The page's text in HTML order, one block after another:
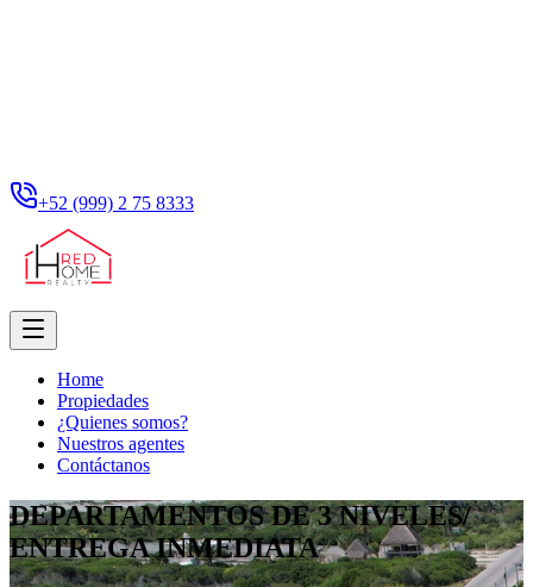
+52 (999) 2 75 8333
Home
Propiedades
¿Quienes somos?
Nuestros agentes
Contáctanos
DEPARTAMENTOS DE 3 NIVELES/
ENTREGA INMEDIATA